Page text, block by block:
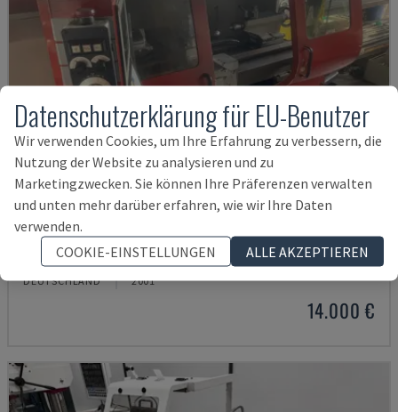
EMCOMAT 200X1000
EMCO - HORIZONTAL-DREHMASCHINE
DEUTSCHLAND 2001
14.000 €
Datenschutzerklärung für EU-Benutzer
Wir verwenden Cookies, um Ihre Erfahrung zu verbessern, die
Nutzung der Website zu analysieren und zu
Marketingzwecken. Sie können Ihre Präferenzen verwalten
und unten mehr darüber erfahren, wie wir Ihre Daten
verwenden.
COOKIE-EINSTELLUNGEN
ALLE AKZEPTIEREN